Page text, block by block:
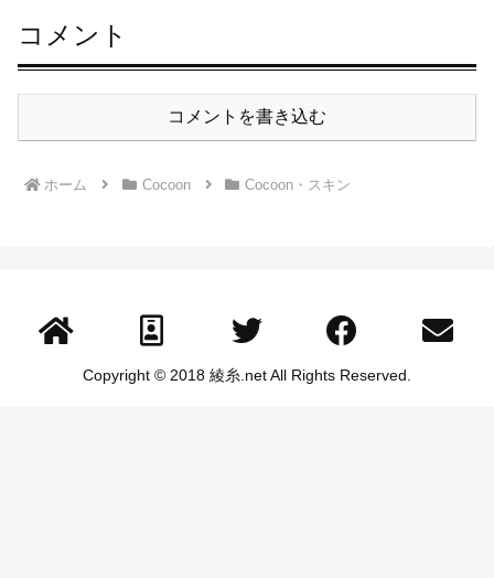
コメント
コメントを書き込む
ホーム Cocoon Cocoon・スキン
Copyright © 2018 綾糸.net All Rights Reserved.